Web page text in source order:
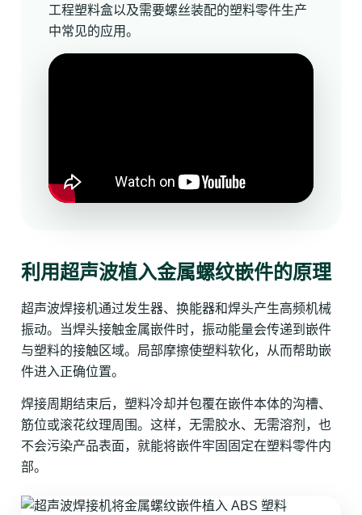
工程塑料盒以及需要螺丝装配的塑料零件生产
中常见的应用。
利用超声波植入金属螺纹嵌件的原理
超声波焊接机通过发生器、换能器和焊头产生高频机械
振动。当焊头接触金属嵌件时，振动能量会传递到嵌件
与塑料的接触区域。局部摩擦使塑料软化，从而帮助嵌
件进入正确位置。
焊接周期结束后，塑料冷却并包覆在嵌件本体的沟槽、
筋位或滚花纹理周围。这样，无需胶水、无需溶剂，也
不会污染产品表面，就能将嵌件牢固固定在塑料零件内
部。